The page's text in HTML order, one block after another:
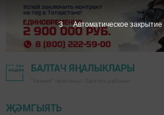
БАЛТАЧ ЯҢАЛЫКЛАРЫ
ҖӘМГЫЯТЬ
2 Автоматическое